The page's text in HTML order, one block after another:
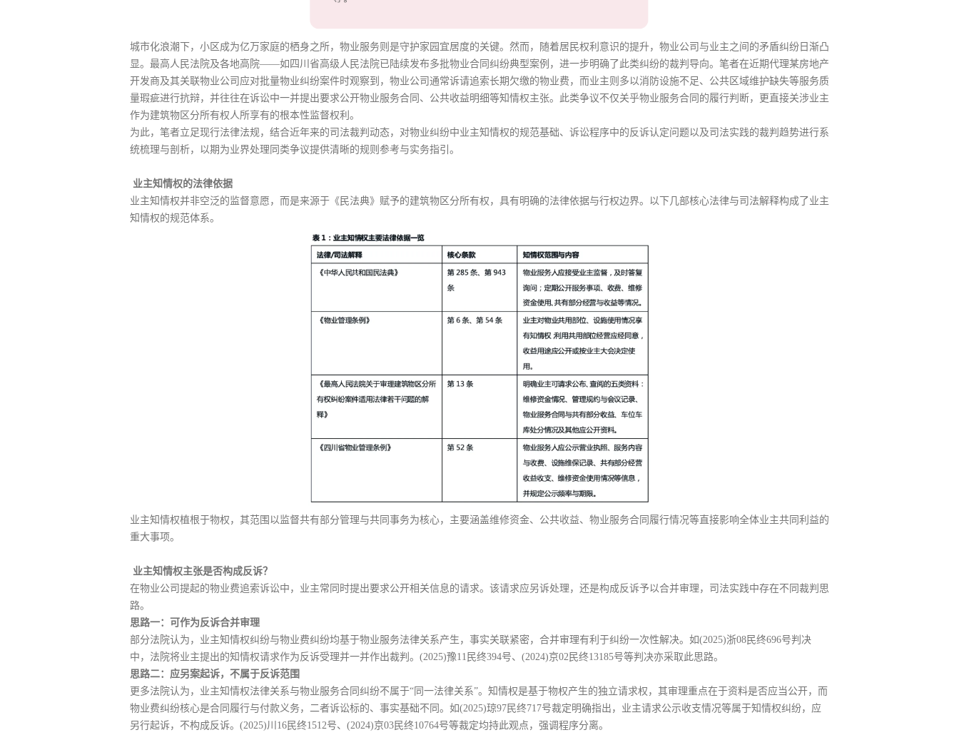
城市化浪潮下，小区成为亿万家庭的栖身之所，物业服务则是守护家园宜居度的关键。然而，随着居民权利意识的提升，物业公司与业主之间的矛盾纠纷日渐凸
显。最高人民法院及各地高院——如四川省高级人民法院已陆续发布多批物业合同纠纷典型案例，进一步明确了此类纠纷的裁判导向。笔者在近期代理某房地产
开发商及其关联物业公司应对批量物业纠纷案件时观察到，物业公司通常诉请追索长期欠缴的物业费，而业主则多以消防设施不足、公共区域维护缺失等服务质
量瑕疵进行抗辩，并往往在诉讼中一并提出要求公开物业服务合同、公共收益明细等知情权主张。此类争议不仅关乎物业服务合同的履行判断，更直接关涉业主
作为建筑物区分所有权人所享有的根本性监督权利。
为此，笔者立足现行法律法规，结合近年来的司法裁判动态，对物业纠纷中业主知情权的规范基础、诉讼程序中的反诉认定问题以及司法实践的裁判趋势进行系
统梳理与剖析，以期为业界处理同类争议提供清晰的规则参考与实务指引。
业主知情权的法律依据
业主知情权并非空泛的监督意愿，而是来源于《民法典》赋予的建筑物区分所有权，具有明确的法律依据与行权边界。以下几部核心法律与司法解释构成了业主
知情权的规范体系。
业主知情权植根于物权，其范围以监督共有部分管理与共同事务为核心，主要涵盖维修资金、公共收益、物业服务合同履行情况等直接影响全体业主共同利益的
重大事项。
业主知情权主张是否构成反诉？
在物业公司提起的物业费追索诉讼中，业主常同时提出要求公开相关信息的请求。该请求应另诉处理，还是构成反诉予以合并审理，司法实践中存在不同裁判思
路。
思路一：可作为反诉合并审理
部分法院认为，业主知情权纠纷与物业费纠纷均基于物业服务法律关系产生，事实关联紧密，合并审理有利于纠纷一次性解决。如(2025)浙08民终696号判决
中，法院将业主提出的知情权请求作为反诉受理并一并作出裁判。(2025)豫11民终394号、(2024)京02民终13185号等判决亦采取此思路。
思路二：应另案起诉，不属于反诉范围
更多法院认为，业主知情权法律关系与物业服务合同纠纷不属于“同一法律关系”。知情权是基于物权产生的独立请求权，其审理重点在于资料是否应当公开，而
物业费纠纷核心是合同履行与付款义务，二者诉讼标的、事实基础不同。如(2025)琼97民终717号裁定明确指出，业主请求公示收支情况等属于知情权纠纷，应
另行起诉，不构成反诉。(2025)川16民终1512号、(2024)京03民终10764号等裁定均持此观点，强调程序分离。